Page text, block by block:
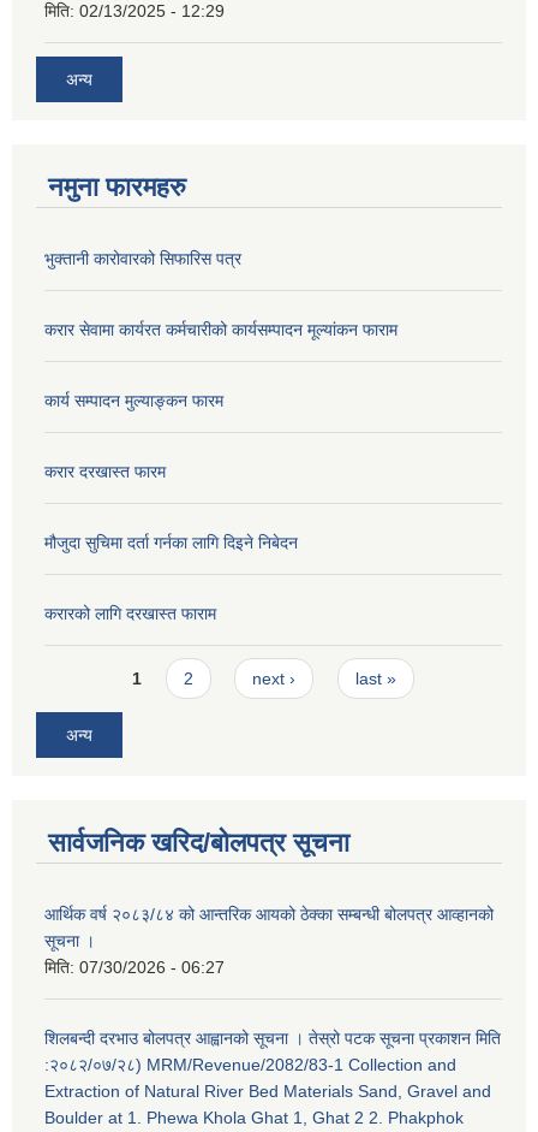
मिति: 02/13/2025 - 12:29
अन्य
नमुना फारमहरु
भुक्तानी कारोवारको सिफारिस पत्र
करार सेवामा कार्यरत कर्मचारीको कार्यसम्पादन मूल्यांकन फाराम
कार्य सम्पादन मुल्याङ्कन फारम
करार दरखास्त फारम
मौजुदा सुचिमा दर्ता गर्नका लागि दिइने निबेदन
करारको लागि दरखास्त फाराम
Pages1 2 next › last »
अन्य
सार्वजनिक खरिद/बोलपत्र सूचना
आर्थिक वर्ष २०८३/८४ को आन्तरिक आयको ठेक्का सम्बन्धी बोलपत्र आव्हानको
सूचना ।
मिति: 07/30/2026 - 06:27
शिलबन्दी दरभाउ बोलपत्र आह्वानको सूचना । तेस्रो पटक सूचना प्रकाशन मिति
:२०८२/०७/२८) MRM/Revenue/2082/83-1 Collection and
Extraction of Natural River Bed Materials Sand, Gravel and
Boulder at 1. Phewa Khola Ghat 1, Ghat 2 2. Phakphok